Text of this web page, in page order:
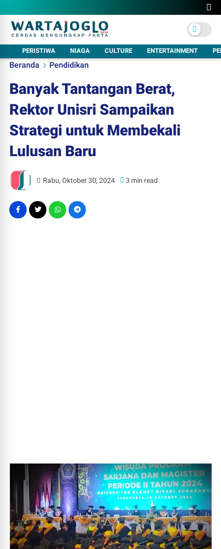
PERISTIWA NIAGA CULTURE ENTERTAINMENT
Beranda Pendidikan
Banyak Tantangan Berat,
Rektor Unisri Sampaikan
Strategi untuk Membekali
Lulusan Baru
Rabu, Oktober 30, 2024 3 min read